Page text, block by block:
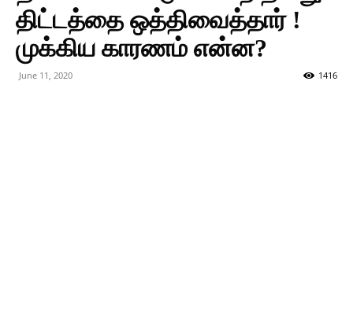
திட்டத்தை ஒத்திவைத்தார் !
முக்கிய காரணம் என்ன?
June 11, 2020 1416